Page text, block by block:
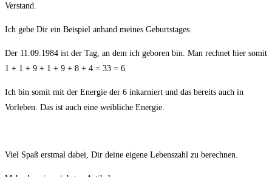
Verstand.
Ich gebe Dir ein Beispiel anhand meines Geburtstages.
Der 11.09.1984 ist der Tag, an dem ich geboren bin. Man rechnet hier somit
1 + 1 + 9 + 1 + 9 + 8 + 4 = 33 = 6
Ich bin somit mit der Energie der 6 inkarniert und das bereits auch in
Vorleben. Das ist auch eine weibliche Energie.
Viel Spaß erstmal dabei, Dir deine eigene Lebenszahl zu berechnen.